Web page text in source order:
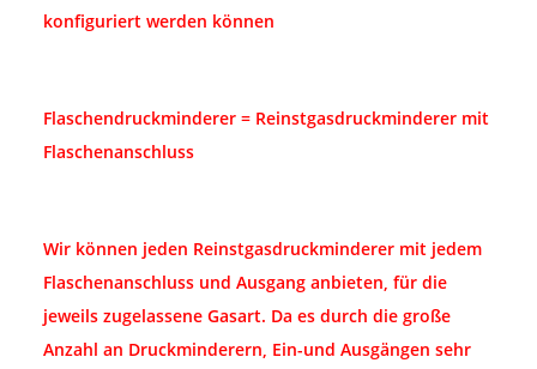
konfiguriert werden können
Flaschendruckminderer = Reinstgasdruckminderer mit
Flaschenanschluss
Wir können jeden Reinstgasdruckminderer mit jedem
Flaschenanschluss und Ausgang anbieten, für die
jeweils zugelassene Gasart. Da es durch die große
Anzahl an Druckminderern, Ein-und Ausgängen sehr